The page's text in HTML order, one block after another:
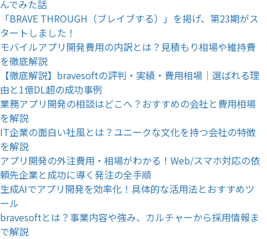
んでみた話
「BRAVE THROUGH（ブレイブする）」を掲げ、第23期がス
タートしました！
モバイルアプリ開発費用の内訳とは？見積もり相場や維持費
を徹底解説
【徹底解説】bravesoftの評判・実績・費用相場｜選ばれる理
由と1億DL超の成功事例
業務アプリ開発の相談はどこへ？おすすめの会社と費用相場
を解説
IT企業の面白い社風とは？ユニークな文化を持つ会社の特徴
を解説
アプリ開発の外注費用・相場がわかる！Web/スマホ対応の依
頼先企業と成功に導く発注の全手順
生成AIでアプリ開発を効率化！具体的な活用法とおすすめツ
ール
bravesoftとは？事業内容や強み、カルチャーから採用情報ま
で解説